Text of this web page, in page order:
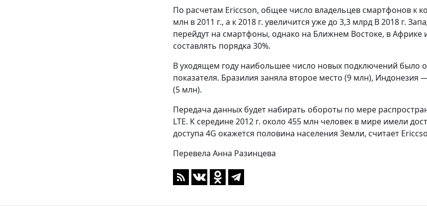
По расчетам Ericcson, общее число владельцев смартфонов к
млн в 2011 г., а к 2018 г. увеличится уже до 3,3 млрд В 2018 г.
перейдут на смартфоны, однако на Ближнем Востоке, в
составлять порядка 30%.
В уходящем году наибольшее число новых подключений было
показателя. Бразилия заняла второе место (9 млн),
(5 млн).
Передача данных будет набирать обороты по мере
LTE. К середине 2012 г. около 455 млн человек в мире имели
доступа 4G окажется половина населения Земли, считает
Перевела Анна Разинцева